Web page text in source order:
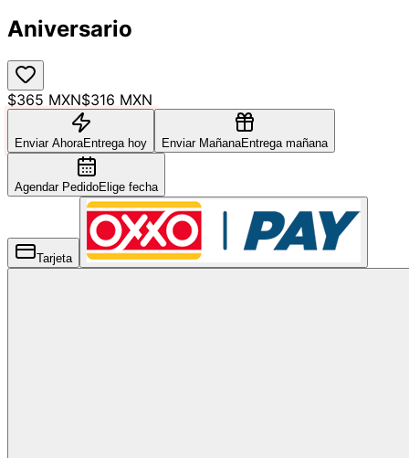
Aniversario
$365 MXN$316 MXN
Enviar AhoraEntrega hoy Enviar MañanaEntrega mañana
Agendar PedidoElige fecha
Tarjeta